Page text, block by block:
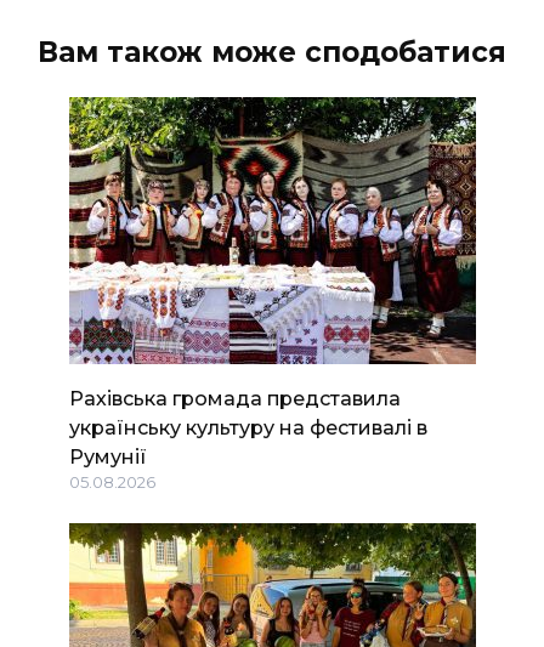
Вам також може сподобатися
Рахівська громада представила
українську культуру на фестивалі в
Румунії
05.08.2026